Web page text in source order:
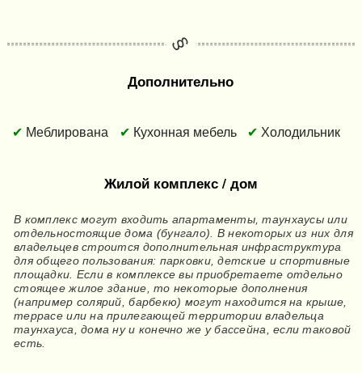
Дополнительно
Меблирована Кухонная мебель Холодильник
Жилой комплекс / дом
В комплекс могут входить апартаменты, таунхаусы или
отдельностоящие дома (бунгало). В некоторых из них для
владельцев строится дополнительная инфраструктура
для общего пользования: парковки, детские и спортивные
площадки. Если в комплексе вы приобретаете отдельно
стоящее жилое здание, то некоторые дополнения
(например солярий, барбекю) могут находится на крыше,
террасе или на прилегающей территории владельца
таунхауса, дома ну и конечно же у бассейна, если таковой
есть.